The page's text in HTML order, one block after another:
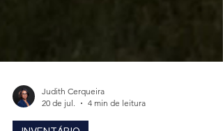
Judith Cerqueira
20 de jul.
4 min de leitura